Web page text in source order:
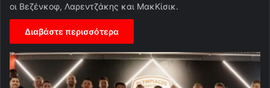
οι Βεζένκοφ, Λαρεντζάκης και ΜακΚίσικ.
Διαβάστε περισσότερα